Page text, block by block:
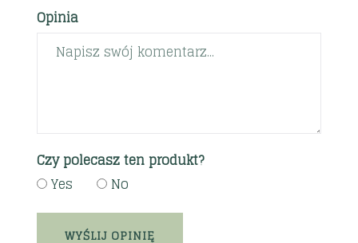
Opinia
Czy polecasz ten produkt?
Yes
No